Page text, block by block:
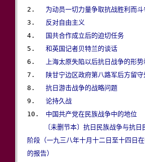
2. 为动员一切力量争取抗战胜利而斗
3. 反对自由主义
4.
国共合作成立后的迫切任务
5. 和英国记者贝特兰的谈话
6.
上海太原失陷以后抗日战争的形
7. 陕甘宁边区政府第八路军后方留守
8. 抗日游击战争的战略问题
9. 论持久战
10. 中国共产党在民族战争中的地位
〔未删节本〕抗日民族战争与抗
阶段（一九三八年十月十二日至十四日
的报告）